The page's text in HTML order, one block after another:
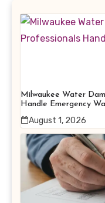
Milwaukee Water
Handle Emergency
August 1, 2026